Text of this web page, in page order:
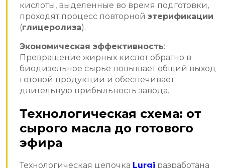
кислоты, выделенные во время подготовки,
проходят процесс повторной этерификации
(глицеролиза).
Экономическая эффективность:
Превращение жирных кислот обратно в
биодизельное сырье повышает общий выход
готовой продукции и обеспечивает
длительную прибыльность завода.
Технологическая схема: от
сырого масла до готового
эфира
Технологическая цепочка Lurgi разработана